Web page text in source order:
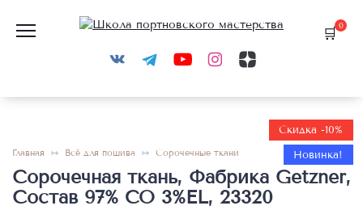
содержанию
0
Скидка -10%
Новинка!
Главная Всё для пошива Сорочечные ткани
Сорочечная ткань, Фабрика Getzner,
Состав 97% CO 3%EL, 23320